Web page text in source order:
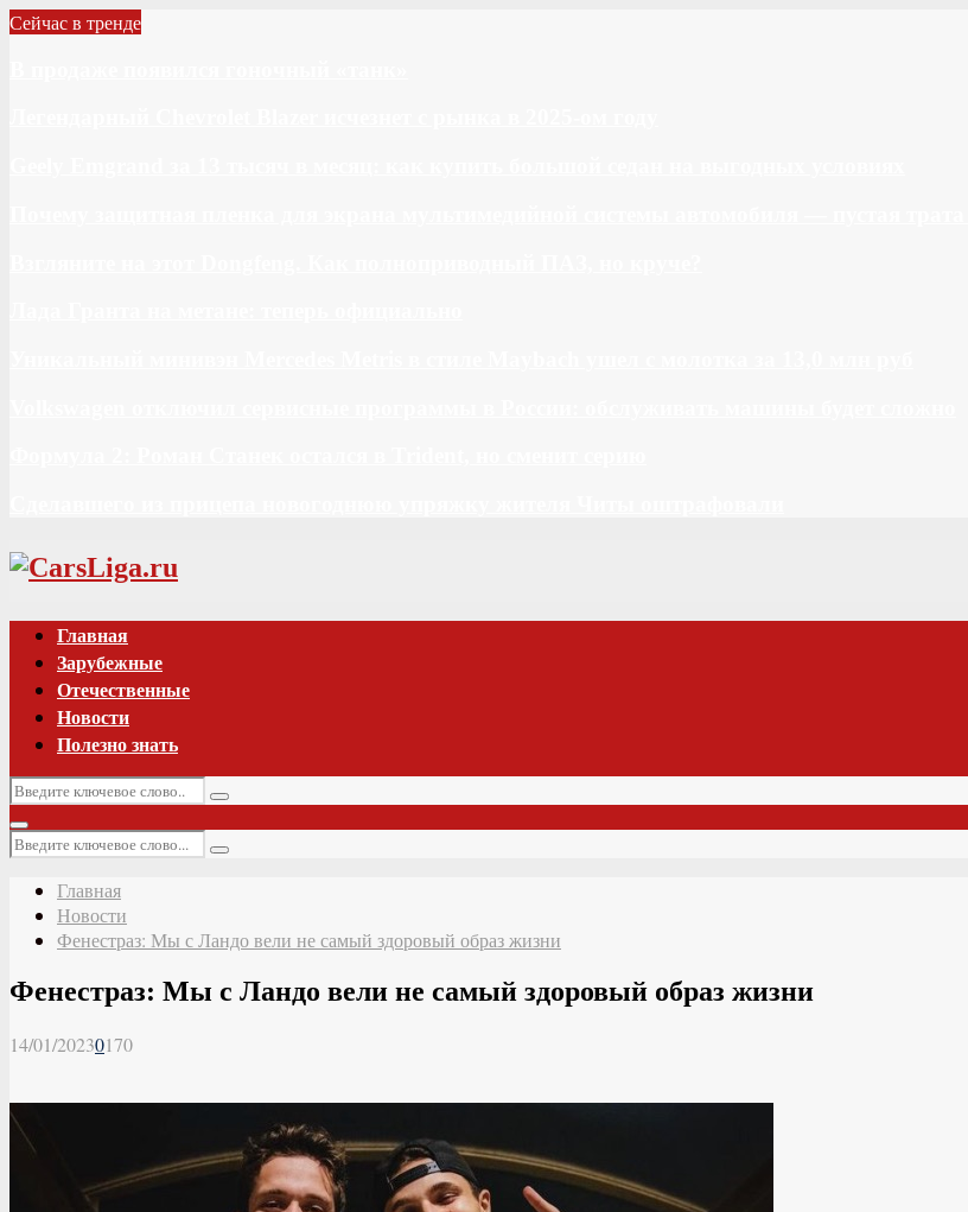
Сейчас в тренде
Vk
Главная
Зарубежные
Отечественные
Новости
Полезно знать
Искать:
Поиск
Основное
меню
Искать:
Поиск
Главная
Новости
Фенестраз: Мы с Ландо вели не самый здоровый образ жизни
Фенестраз: Мы с Ландо вели не самый здоровый образ жизни
14/01/20230170